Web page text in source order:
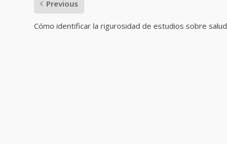
Previous
Cómo identificar la rigurosidad de estudios sobre salud